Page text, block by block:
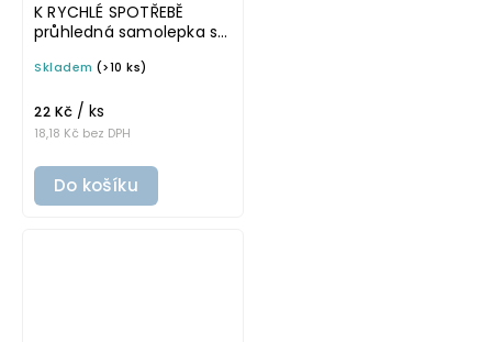
K RYCHLÉ SPOTŘEBĚ
průhledná samolepka s
písmo, rozměr 6 × 4 cm
do lednice
Skladem (>10 ks)
18,18 Kč bez DPH
22 Kč / ks
Do košíku